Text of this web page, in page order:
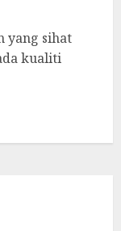
yang sihat
kualiti